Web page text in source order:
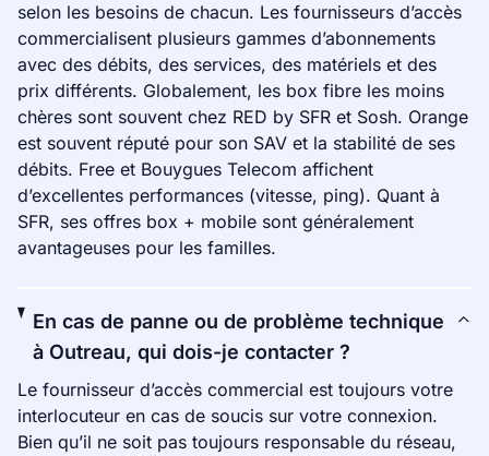
selon les besoins de chacun. Les fournisseurs d’accès
commercialisent plusieurs gammes d’abonnements
avec des débits, des services, des matériels et des
prix différents. Globalement, les box fibre les moins
chères sont souvent chez RED by SFR et Sosh. Orange
est souvent réputé pour son SAV et la stabilité de ses
débits. Free et Bouygues Telecom affichent
d’excellentes performances (vitesse, ping). Quant à
SFR, ses offres box + mobile sont généralement
avantageuses pour les familles.
En cas de panne ou de problème technique
à Outreau, qui dois-je contacter ?
Le fournisseur d’accès commercial est toujours votre
interlocuteur en cas de soucis sur votre connexion.
Bien qu’il ne soit pas toujours responsable du réseau,